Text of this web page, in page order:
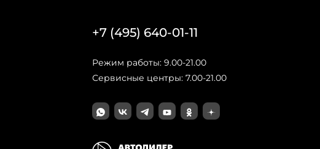
+7 (495) 640-01-11
Режим работы: 9.00-21.00
Сервисные центры: 7.00-21.00